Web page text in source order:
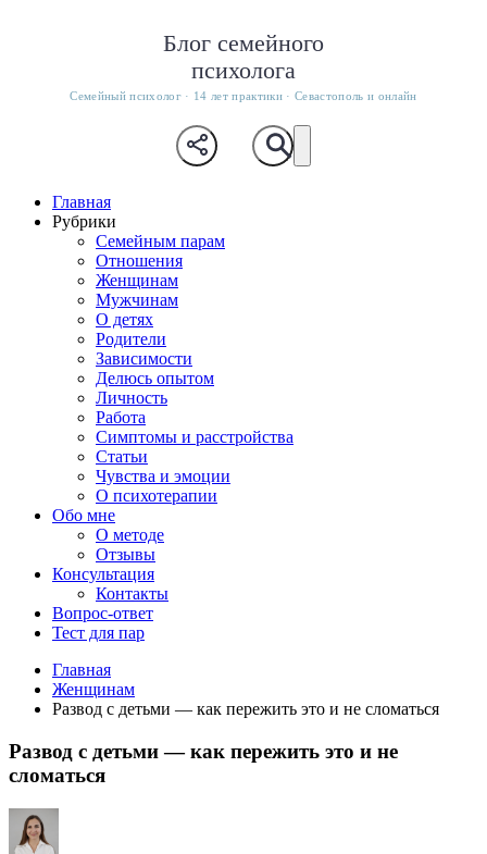
Блог семейного
психолога
Семейный психолог · 14 лет практики · Севастополь и онлайн
Главная
Рубрики
Семейным парам
Отношения
Женщинам
Мужчинам
О детях
Родители
Зависимости
Делюсь опытом
Личность
Работа
Симптомы и расстройства
Статьи
Чувства и эмоции
О психотерапии
Обо мне
О методе
Отзывы
Консультация
Контакты
Вопрос-ответ
Тест для пар
Главная
Женщинам
Развод с детьми — как пережить это и не сломаться
Развод с детьми — как пережить это и не
сломаться